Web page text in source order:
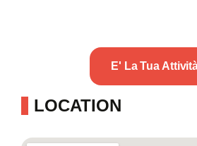
E' La Tua
LOCATION